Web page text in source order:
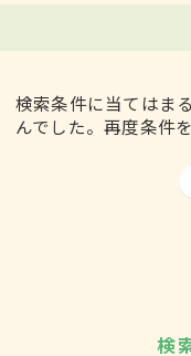
検索条件に当てはま
んでした。再度条件
検